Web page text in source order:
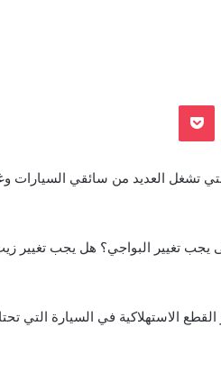
بوكيت
تشغل العديد من سائقي السيارات
يجب تغيير البواجي؟ هل يجب تغيير
الاستهلاكية في السيارة التي